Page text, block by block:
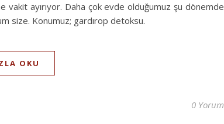
ayırıyor. Daha çok evde olduğumuz şu dönemde
size. Konumuz; gardırop detoksu.
OKU
0 Yorum